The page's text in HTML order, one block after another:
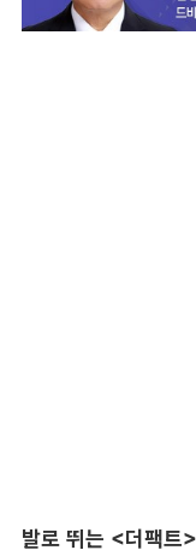
발로 뛰는 <더팩트